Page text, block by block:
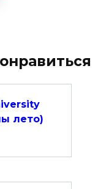
лето)